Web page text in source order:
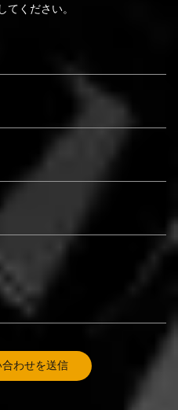
形成できることを発見しまし
車用アルミニウム合金ホイー
ラインダー、平面グラインダ
れます。自動車ホイールを研
ミホイールの不規則な形状と
平面研削盤を使用して研削計
用して大きなパイプ溝のある
用できます小さなパイプ溝を
研磨処理を行った後に発生す
い一方で、研磨装置に必要な
防護服を着用し、特別なグラ
企業もあります。研磨する前
正確な位置と研磨の程度を決
必要があります。自動車用ア
後、研磨された機器の品質を
装工程の前に溝や突起がない
と加工が必要です。3、自動
粉体塗装工程自動車ホイール
初の正式な工程は、自動車用
業を行うことで、研磨が終わ
てください。
わせを送信